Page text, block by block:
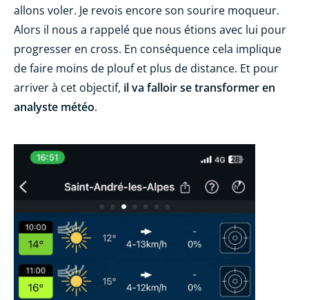
allons voler. Je revois encore son sourire moqueur.
Alors il nous a rappelé que nous étions avec lui pour
progresser en cross. En conséquence cela implique
de faire moins de plouf et plus de distance. Et pour
arriver à cet objectif, il va falloir se transformer en
analyste météo.